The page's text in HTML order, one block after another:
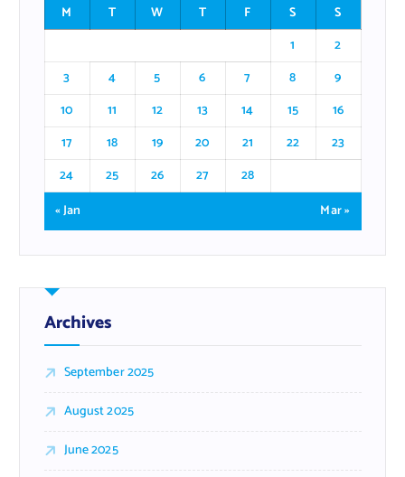
M
T W T F S
S
1
2
3
4 5 6 7 8
9
10
11 12 13 14 15
16
17
18 19 20 21 22
23
24
25 26 27
28
« Jan
Mar »
Archives
September 2025
August 2025
June 2025